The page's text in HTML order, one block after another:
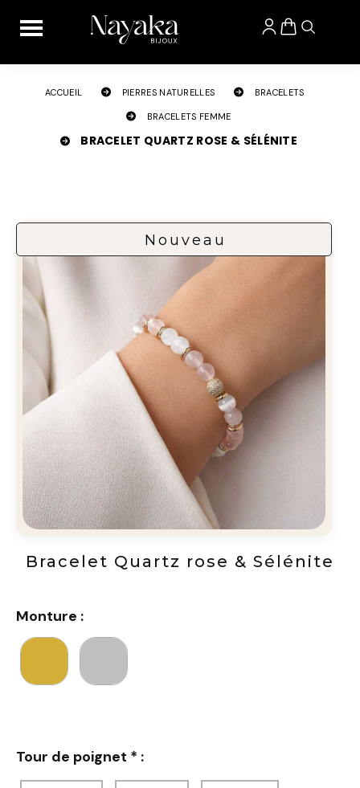
ACCUEIL PIERRES NATURELLES BRACELETS
BRACELETS FEMME
BRACELET QUARTZ ROSE & SÉLÉNITE
Nouveau
Bracelet Quartz rose & Sélénite
Monture :
Tour de poignet * :